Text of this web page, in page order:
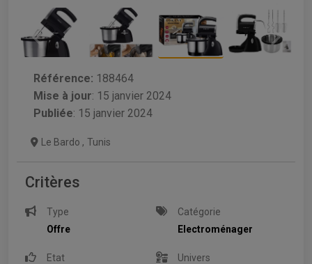
Référence: 188464
Mise à jour: 15 janvier 2024
Publiée: 15 janvier 2024
Le Bardo , Tunis
Critères
Type
Offre
Catégorie
Electroménager
Etat
Univers